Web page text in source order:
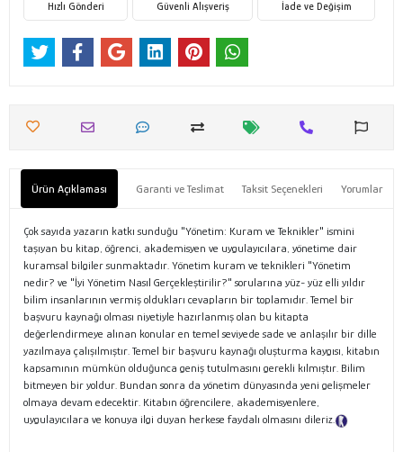
Hızlı Gönderi Güvenli Alışveriş İade ve Değişim
Ürün Açıklaması Garanti ve Teslimat Taksit Seçenekleri Yorumlar
Çok sayıda yazarın katkı sunduğu "Yönetim: Kuram ve Teknikler" ismini
taşıyan bu kitap, öğrenci, akademisyen ve uygulayıcılara, yönetime dair
kuramsal bilgiler sunmaktadır. Yönetim kuram ve teknikleri "Yönetim
nedir? ve "İyi Yönetim Nasıl Gerçekleştirilir?" sorularına yüz- yüz elli yıldır
bilim insanlarının vermiş oldukları cevapların bir toplamıdır. Temel bir
başvuru kaynağı olması niyetiyle hazırlanmış olan bu kitapta
değerlendirmeye alınan konular en temel seviyede sade ve anlaşılır bir dille
yazılmaya çalışılmıştır. Temel bir başvuru kaynağı oluşturma kaygısı, kitabın
kapsamının mümkün olduğunca geniş tutulmasını gerekli kılmıştır. Bilim
bitmeyen bir yoldur. Bundan sonra da yönetim dünyasında yeni gelişmeler
olmaya devam edecektir. Kitabın öğrencilere, akademisyenlere,
uygulayıcılara ve konuya ilgi duyan herkese faydalı olmasını dileriz.